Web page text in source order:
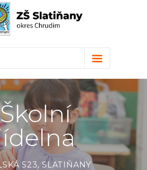
Školní
523, SLATIŇANY